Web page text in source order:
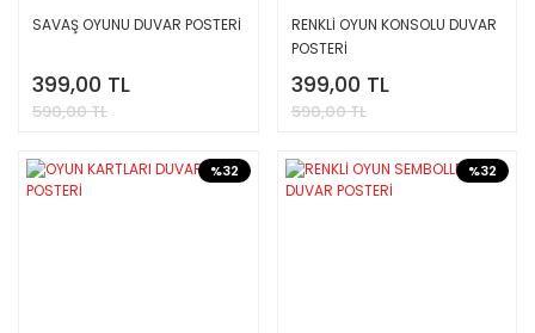
SAVAŞ OYUNU DUVAR POSTERİ
399,00 TL
590,00 TL
RENKLİ OYUN KONSOLU DUVAR
POSTERİ
399,00 TL
590,00 TL
%32 %32